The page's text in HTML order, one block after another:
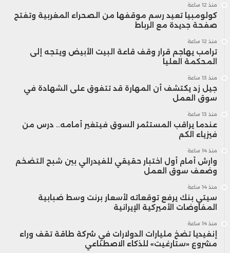
عبر هيئة التوظيف الجماعي العقاري بقيمة
500 مليون درهم، في خطوة تعكس تطور
البنية المالية للسوق المغربية وتنويع
أدواته الاستثمارية.
أما على مستوى سوق الأسهم، فقد بلغت
الأموال المجمعة عبر عمليات الاكتتاب 10,4
بإدراج ثلاث شركات هي Vicenne وCash Plus
وSGTM.
وقد تمكنت هذه العمليات من تعبئة نحو
6,1 مليارات درهم بشكل مباشر، مع
منذ 12 ساعة
كولومبيا تعيد رسم موقفها من الصحراء المغربية وتفتح
صفحة جديدة مع الرباط
منذ 12 ساعة
ترامب يهاجم قرار وقف قاعة البيت الأبيض ويتجه إلى
المحكمة العليا
منذ 13 ساعة
جيل زد يكتشف أن المهارة قد تتفوق على الشهادة في
سوق العمل
منذ 13 ساعة
عندما يراقب المستثمر السوق فيتغير أمامه.. درس من
فيزياء الكم
منذ 14 ساعة
وارش أمام أول اختبار حقيقي للفيدرالي بين شبح التضخم
وضعف سوق العمل
منذ 14 ساعة
سيتي بنك يرفع توقعاته لأسعار برنت وسط ضبابية
المفاوضات الأميركية الإيرانية
منذ 14 ساعة
إنفيديا تضخ مليارات الدولارات في شركة طاقة تقف وراء
مشروع «ستارغيت» للذكاء الاصطناعي